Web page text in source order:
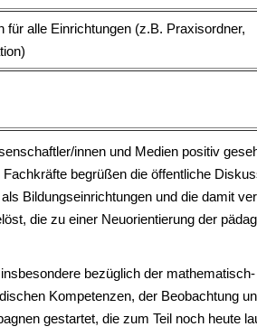
alle Einrichtungen (z.B. Praxisordner,
innen und Medien positiv
begrüßen die öffentliche
Bildungseinrichtungen und die damit
die zu einer Neuorientierung der
bezüglich der mathematisch-
Kompetenzen, der Beobachtung
gestartet, die zum Teil noch heute